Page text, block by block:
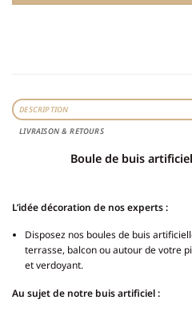
DESCRIPTION
LIVRAISON & RETOURS
Boule de buis
L’idée décoration de nos experts :
Disposez nos boules de buis
terrasse, balcon ou autour de votre
et verdoyant.
Au sujet de notre buis artificiel: